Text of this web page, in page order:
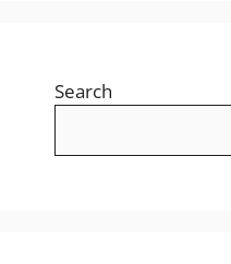
Search